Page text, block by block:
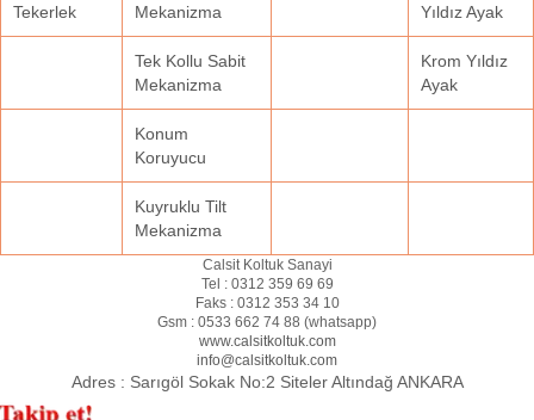
Tekerlek
Mekanizma
Yıldız Ayak
Tek Kollu Sabit
Mekanizma
Krom Yıldız
Ayak
Konum
Koruyucu
Kuyruklu Tilt
Mekanizma
Calsit Koltuk Sanayi
Tel : 0312 359 69 69
Faks : 0312 353 34 10
Gsm : 0533 662 74 88 (whatsapp)
www.calsitkoltuk.com
info@calsitkoltuk.com
Adres : Sarıgöl Sokak No:2 Siteler Altındağ ANKARA